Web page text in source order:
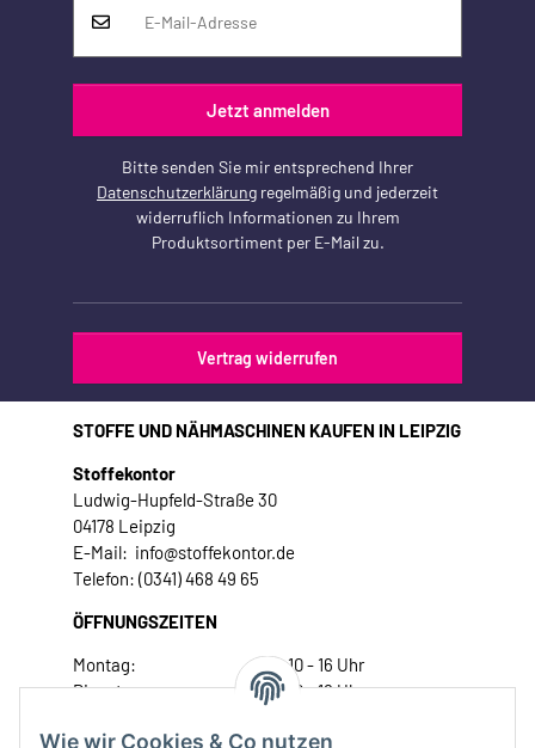
Wie wir Cookies & Co nutzen
Jetzt anmelden
Bitte senden Sie mir entsprechend Ihrer
Datenschutzerklärung regelmäßig und jederzeit
widerruflich Informationen zu Ihrem
Produktsortiment per E-Mail zu.
Vertrag widerrufen
STOFFE UND NÄHMASCHINEN KAUFEN IN LEIPZIG
Stoffekontor
Ludwig-Hupfeld-Straße 30
04178 Leipzig
E-Mail: info@stoffekontor.de
Telefon: (0341) 468 49 65
ÖFFNUNGSZEITEN
Montag:
10 - 16 Uhr
Dienstag:
10 - 16 Uhr